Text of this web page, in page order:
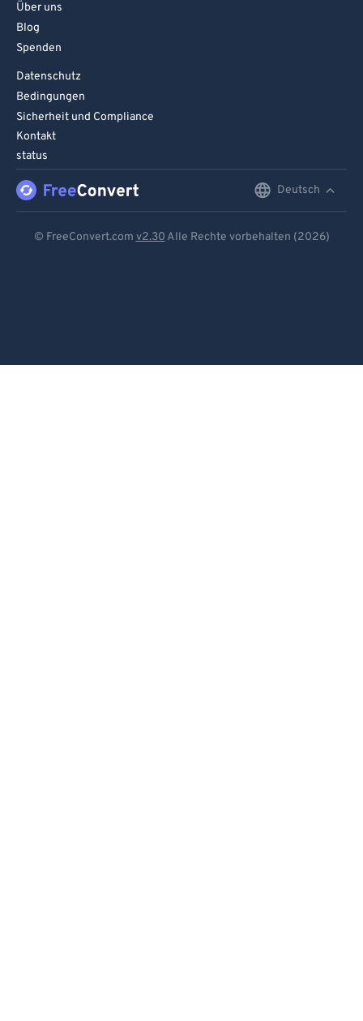
Über uns
Blog
Spenden
Datenschutz
Bedingungen
Sicherheit und Compliance
Kontakt
status
Deutsch
© FreeConvert.com v2.30 Alle Rechte vorbehalten (2026)